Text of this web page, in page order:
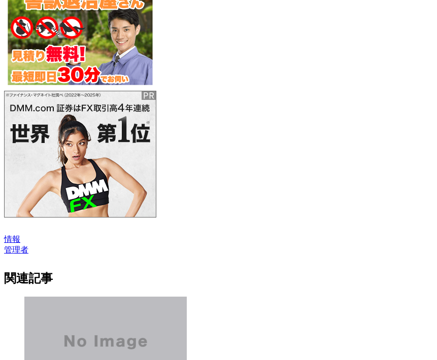
情報
管理者
関連記事